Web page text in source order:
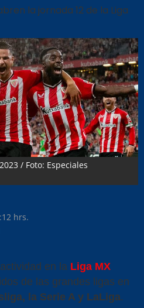
la jornada 12 de la Liga
/ Foto: Especiales
hrs.
en la Liga MX
de las grandes ligas en
la Serie A y LaLiga.